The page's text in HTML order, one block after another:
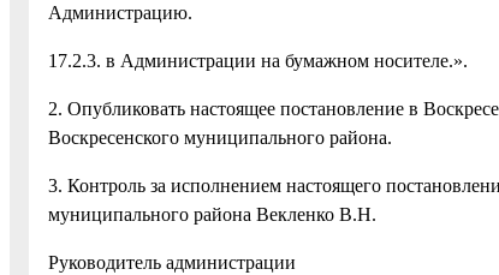
Администрацию.
17.2.3. в Администрации на бумажном носителе.».
2. Опубликовать настоящее постановление в
Воскресенского муниципального района.
3. Контроль за исполнением настоящего
муниципального района Векленко В.Н.
Руководитель администрации